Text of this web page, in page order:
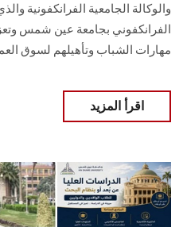
والوكالة الجامعية الفرانكفونية
الفرانكفوني بجامعة عين شمس
مهارات الشباب وتأهيلهم لسوق
اقرأ المزيد